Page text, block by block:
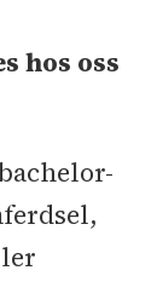
hos oss